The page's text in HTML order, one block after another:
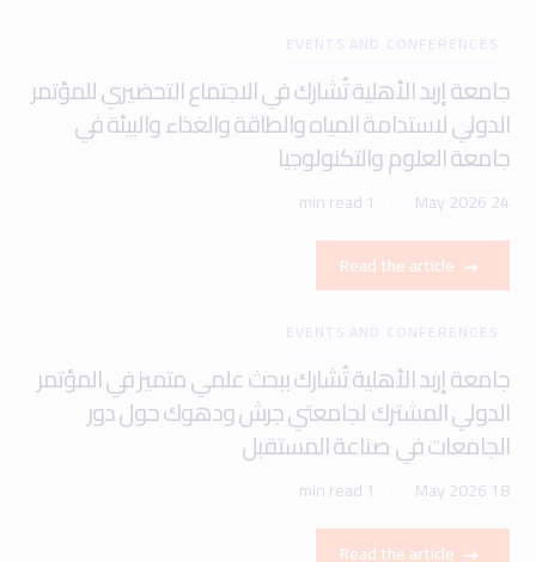
EVENTS AND CONFERENCES
جامعة إربد الأهلية تُشارك في الاجتماع التحضيري للمؤتمر
الدولي لاستدامة المياه والطاقة والغذاء والبيئة في
جامعة العلوم والتكنولوجيا
24 May 2026
1 min read
Read the article
EVENTS AND CONFERENCES
جامعة إربد الأهلية تُشارك ببحث علمي متميز في المؤتمر
الدولي المشترك لجامعتي جرش ودهوك حول دور
الجامعات في صناعة المستقبل
18 May 2026
1 min read
Read the article